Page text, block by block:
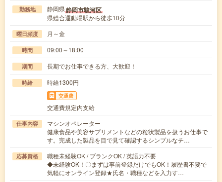
勤務地 静岡県静岡市駿河区
県総合運動場駅から徒歩10分
曜日頻度 月～金
時間 09:00～18:00
期間 長期でお仕事できる方、大歓迎！
時給 時給1300円
交通費
交通費規定内支給
仕事内容
マシンオペレーター
健康食品や美容サプリメントなどの粒状製品を扱うお仕事で
す。完成した製品を目で見て確認するシンプルなチ…
応募資格
職種未経験OK / ブランクOK / 英語力不要
◆未経験OK！〇まずは事前登録だけでもOK！履歴書不要で
気軽にオンライン登録★氏名・職種などを入力す…